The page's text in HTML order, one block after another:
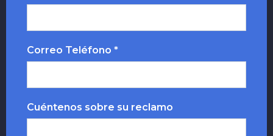
Correo Teléfono *
Cuéntenos sobre su reclamo